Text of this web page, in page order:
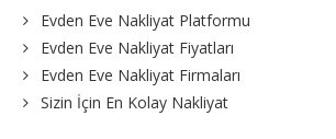
Evden Eve Nakliyat Platformu
Evden Eve Nakliyat Fiyatları
Evden Eve Nakliyat Firmaları
Sizin İçin En Kolay Nakliyat